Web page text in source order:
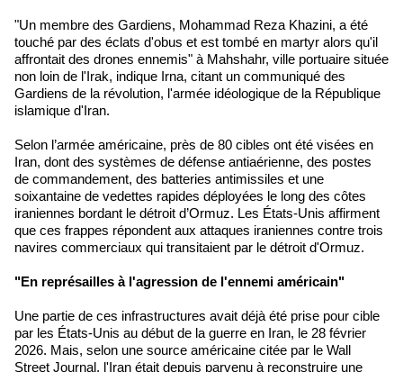
"Un membre des Gardiens, Mohammad Reza Khazini, a été
touché par des éclats d'obus et est tombé en martyr alors qu'il
affrontait des drones ennemis" à Mahshahr, ville portuaire située
non loin de l'Irak, indique Irna, citant un communiqué des
Gardiens de la révolution, l'armée idéologique de la République
islamique d'Iran.
Selon l’armée américaine, près de 80 cibles ont été visées en
Iran, dont des systèmes de défense antiaérienne, des postes
de commandement, des batteries antimissiles et une
soixantaine de vedettes rapides déployées le long des côtes
iraniennes bordant le détroit d’Ormuz. Les États-Unis affirment
que ces frappes répondent aux attaques iraniennes contre trois
navires commerciaux qui transitaient par le détroit d'Ormuz.
"En représailles à l'agression de l'ennemi américain"
Une partie de ces infrastructures avait déjà été prise pour cible
par les États-Unis au début de la guerre en Iran, le 28 février
2026. Mais, selon une source américaine citée par le Wall
Street Journal, l'Iran était depuis parvenu à reconstruire une